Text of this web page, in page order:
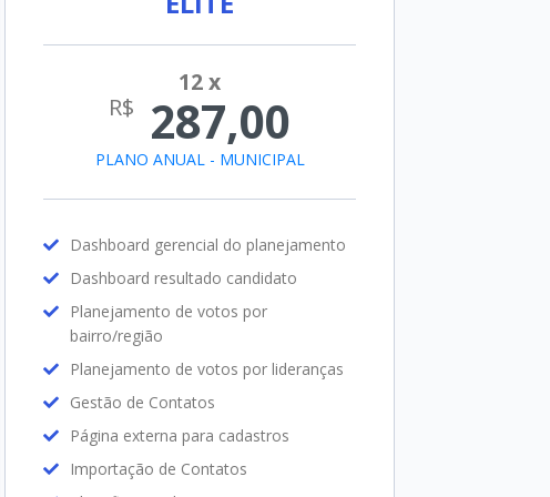
PLANO ANUAL - MUNICIPAL
Dashboard gerencial do planejamento
Dashboard resultado candidato
Planejamento de votos por
bairro/região
Planejamento de votos por lideranças
Gestão de Contatos
Página externa para cadastros
Importação de Contatos